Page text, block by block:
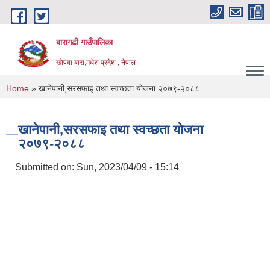
Skip to main content
बारागढी गाउँपालिका
खोपवा बारा,मधेश प्रदेश , नेपाल
You are here
Home » खानेपानी,सरसफाइ तथा स्वच्छता याेजना २०७९-२०८८
खानेपानी,सरसफाइ तथा स्वच्छता याेजना
२०७९-२०८८
Submitted on: Sun, 2023/04/09 - 15:14